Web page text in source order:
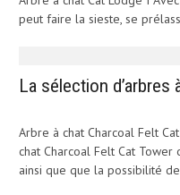
peut faire la sieste, se
La sélection
Arbre à chat Charcoal Felt
chat Charcoal Felt Cat
ainsi que que la possibilité